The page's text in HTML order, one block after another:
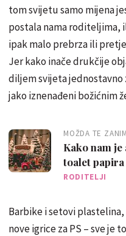
tom svijetu samo mijena
postala nama roditeljima,
ipak malo prebrza ili
Jer kako inače drukčije
diljem svijeta jednostavno
jako iznenađeni božićnim
MOŽDA TE
Kako nam
toalet
Božiće…
RODITELJI
Barbike i setovi
nove igrice za PS – sve je